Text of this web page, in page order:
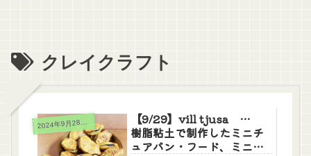
クレイクラフト
2 024年9月28日(土)29日(日)
【9/29】vill tjusa …
樹脂粘土で制作したミニチ
ュアパン・フード、ミニチ